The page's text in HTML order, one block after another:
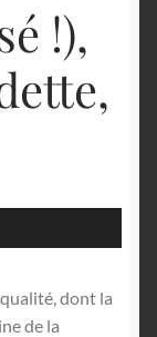
!),
dont la
de la